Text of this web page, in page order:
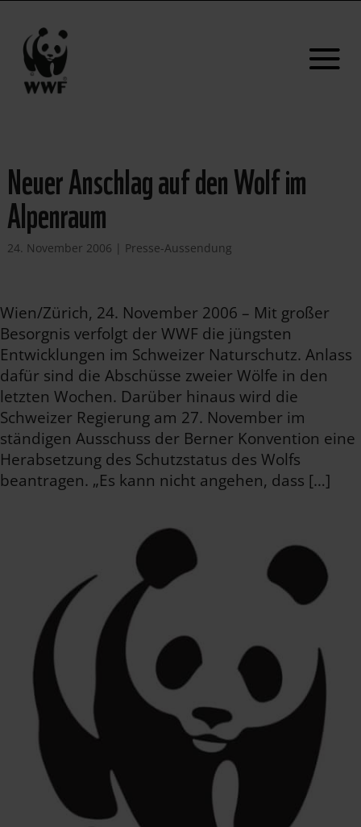
Neuer Anschlag auf den Wolf im
Alpenraum
24. November 2006 | Presse-Aussendung
Wien/Zürich, 24. November 2006 – Mit großer
Besorgnis verfolgt der WWF die jüngsten
Entwicklungen im Schweizer Naturschutz. Anlass
dafür sind die Abschüsse zweier Wölfe in den
letzten Wochen. Darüber hinaus wird die
Schweizer Regierung am 27. November im
ständigen Ausschuss der Berner Konvention eine
Herabsetzung des Schutzstatus des Wolfs
beantragen. „Es kann nicht angehen, dass […]